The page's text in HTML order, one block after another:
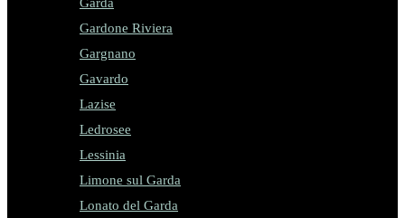
Gardone Riviera
Gargnano
Gavardo
Lazise
Ledrosee
Lessinia
Limone sul Garda
Lonato del Garda